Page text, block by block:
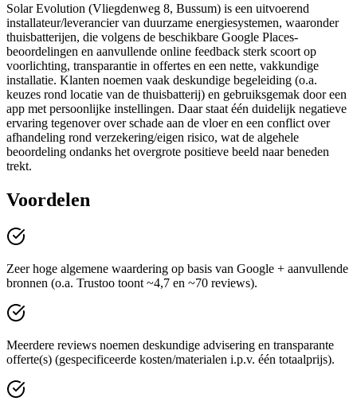
Solar Evolution (Vliegdenweg 8, Bussum) is een uitvoerend
installateur/leverancier van duurzame energiesystemen, waaronder
thuisbatterijen, die volgens de beschikbare Google Places-
beoordelingen en aanvullende online feedback sterk scoort op
voorlichting, transparantie in offertes en een nette, vakkundige
installatie. Klanten noemen vaak deskundige begeleiding (o.a.
keuzes rond locatie van de thuisbatterij) en gebruiksgemak door een
app met persoonlijke instellingen. Daar staat één duidelijk negatieve
ervaring tegenover over schade aan de vloer en een conflict over
afhandeling rond verzekering/eigen risico, wat de algehele
beoordeling ondanks het overgrote positieve beeld naar beneden
trekt.
Voordelen
Zeer hoge algemene waardering op basis van Google + aanvullende
bronnen (o.a. Trustoo toont ~4,7 en ~70 reviews).
Meerdere reviews noemen deskundige advisering en transparante
offerte(s) (gespecificeerde kosten/materialen i.p.v. één totaalprijs).